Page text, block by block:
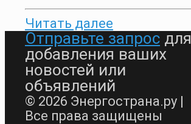
Читать далее
Отправьте запрос для
добавления ваших
новостей или
объявлений
© 2026 Энергострана.ру |
Все права защищены